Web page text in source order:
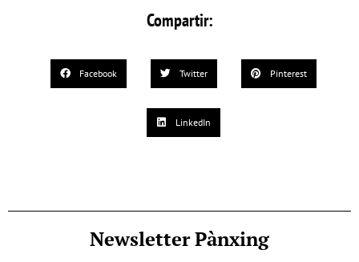
Compartir:
Facebook Twitter Pinterest
LinkedIn
Newsletter Pànxing